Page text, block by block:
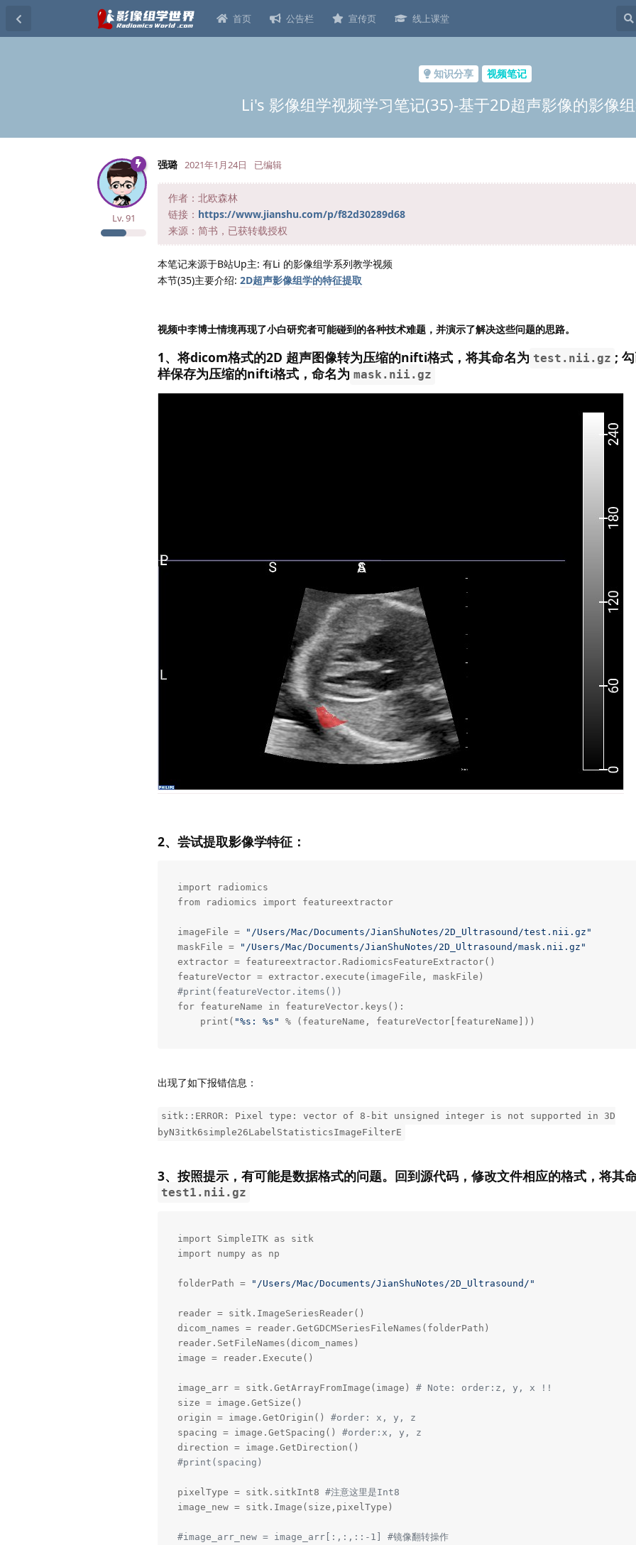
首页 公告栏 宣传页 线上课堂
知识分享 视频笔记
Li's 影像组学视频学习笔记(35)-基于2D超声影像的影像
强璐
Lv.91
2021年1月24日 已编辑
作者：北欧森林
链接： https://www.jianshu.com/p/f82d30289d68
来源：简书，已获转载授权
本笔记来源于B站Up主: 有Li 的影像组学系列教学视频
本节(35)主要介绍: 2D超声影像组学的特征提取
视频中李博士情境再现了小白研究者可能碰到的各种技术难题，并演示了解决这些问题的思路。
1、将dicom格式的2D 超声图像转为压缩的nifti格式，将其命名为 test.nii.gz ;
样保存为压缩的nifti格式，命名为 mask.nii.gz
2、尝试提取影像学特征：
import radiomics
from radiomics import featureextractor
imageFile =
"/Users/Mac/Documents/JianShuNotes/2D_Ultrasound/test.nii.gz"
maskFile =
"/Users/Mac/Documents/JianShuNotes/2D_Ultrasound/mask.nii.gz"
extractor = featureextractor.RadiomicsFeatureExtractor()
#print(featureVector.items())
for featureName in featureVector.keys():
    print(
"%s: %s" % (featureName, featureVector[featureName]))
出现了如下报错信息：
sitk::ERROR: Pixel type: vector of 8-bit unsigned integer is not supported in 3D
byN3itk6simple26LabelStatisticsImageFilterE
3、按照提示，有可能是数据格式的问题。回到源代码，修改文件相应的格式，将其
test1.nii.gz
import SimpleITK as sitk
import numpy as np
folderPath = "/Users/Mac/Documents/JianShuNotes/2D_Ultrasound/"
reader = sitk.ImageSeriesReader()
dicom_names = reader.GetGDCMSeriesFileNames(folderPath)
reader.SetFileNames(dicom_names)
image = reader.Execute()
image_arr = sitk.GetArrayFromImage(image) # Note: order:z, y, x !!
size = image.GetSize()
origin = image.GetOrigin() #order: x, y, z
spacing = image.GetSpacing() #order:x, y, z
#print(spacing)
pixelType = sitk.sitkInt8 #注意这里是Int8
image_new = sitk.Image(size,pixelType)
#image_arr_new = image_arr[:,:,::-1] #镜像翻转操作